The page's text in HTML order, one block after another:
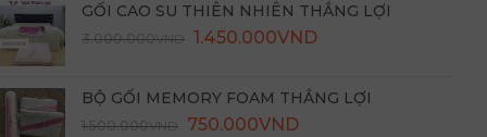
GỐI CAO SU THIÊN NHIÊN THẮNG LỢI
3.000.000VND Giá
3.000.000VND.
1.450.000VNDGiá
là:
BỘ GỐI MEMORY FOAM THẮNG LỢI
1.500.000VND Giá
750.000VNDGiá